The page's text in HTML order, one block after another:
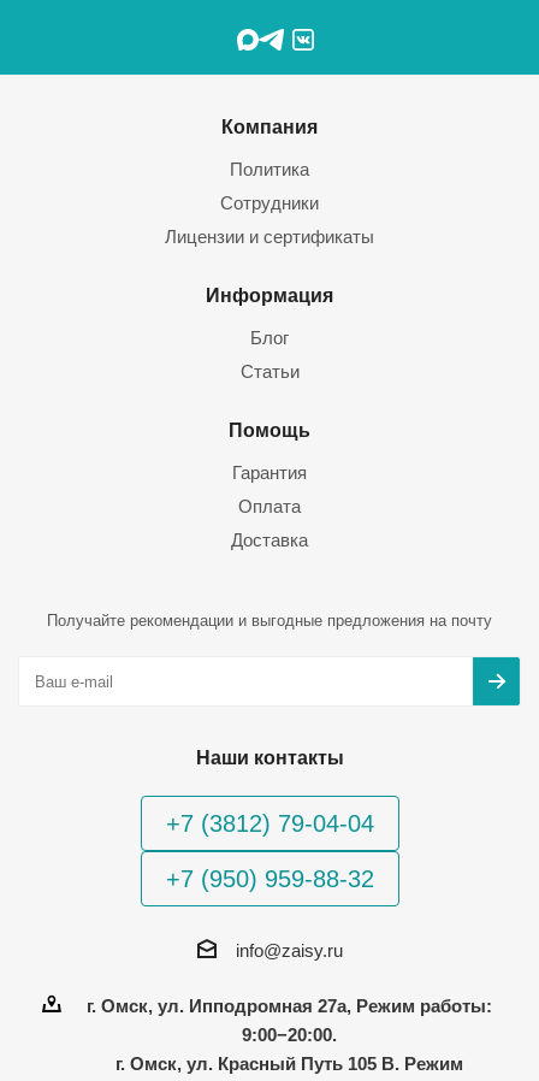
Компания
Политика
Сотрудники
Лицензии и сертификаты
Информация
Блог
Статьи
Помощь
Гарантия
Оплата
Доставка
Получайте рекомендации и выгодные предложения на почту
Наши контакты
+7 (3812) 79-04-04
+7 (950) 959-88-32
info@zaisy.ru
г. Омск, ул. Ипподромная 27а, Режим работы:
9:00−20:00.
г. Омск, ул. Красный Путь 105 В. Режим